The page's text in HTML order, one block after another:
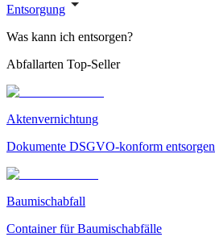
Entsorgung
Was kann ich entsorgen?
Abfallarten Top-Seller
Aktenvernichtung
Dokumente DSGVO-konform entsorgen
Baumischabfall
Container für Baumischabfälle